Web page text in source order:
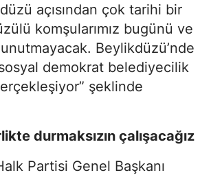
açısından çok tarihi bir
komşularımız bugünü ve
Beylikdüzü’nde
demokrat belediyecilik
şeklinde
durmaksızın çalışacağız
Partisi Genel Başkanı